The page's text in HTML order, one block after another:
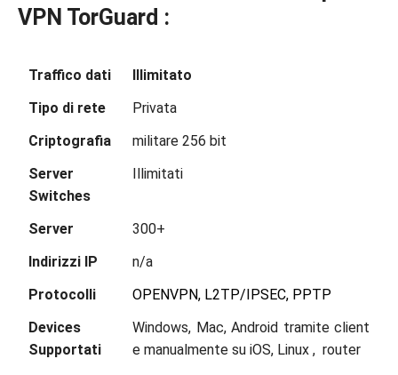
VPN TorGuard :
Traffico dati
Illimitato
Tipo di rete
Privata
Criptografia
militare 256 bit
Server
Switches
Illimitati
Server
300+
Indirizzi IP
n/a
Protocolli
OPENVPN, L2TP/IPSEC, PPTP
Devices
Supportati
Windows, Mac, Android tramite client
e manualmente su iOS, Linux , router